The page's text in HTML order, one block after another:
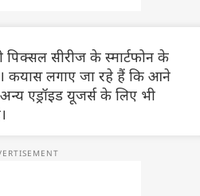
सीरीज के स्मार्टफोन के
कयास लगाए जा रहे हैं कि आने
एड्रॉइड यूजर्स के लिए भी